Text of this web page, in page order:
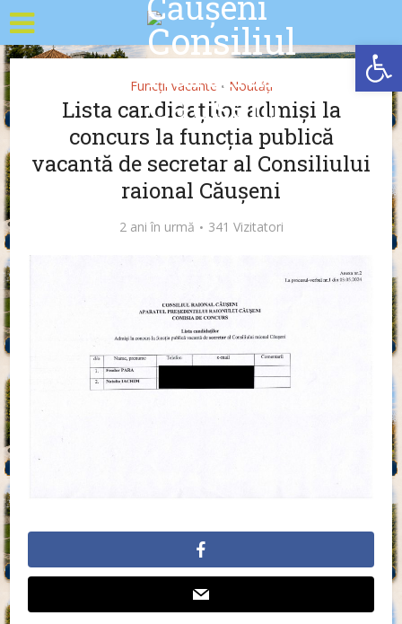
Funcții vacante • Noutăți
Lista candidaților admiși la
concurs la funcția publică
vacantă de secretar al Consiliului
raional Căușeni
2 ani în urmă 341 Vizitatori